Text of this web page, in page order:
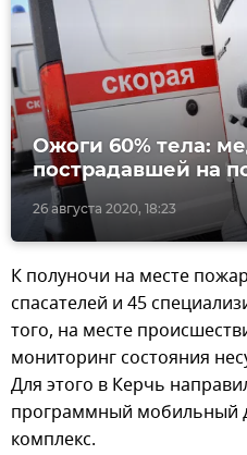
26 августа 2020, 18:23
Ожоги 60% тела:
пострадавшей на
К полуночи на месте
спасателей и 45
того, на месте
мониторинг состояния
Для этого в Керчь
программный мобильный
комплекс.